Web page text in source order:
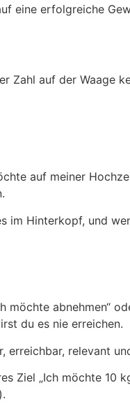
eine erfolgreiche
Zahl auf der Waage
auf meiner
im Hinterkopf, und
abnehmen“
du es nie erreichen.
erreichbar, relevant
Ziel „Ich möchte 10